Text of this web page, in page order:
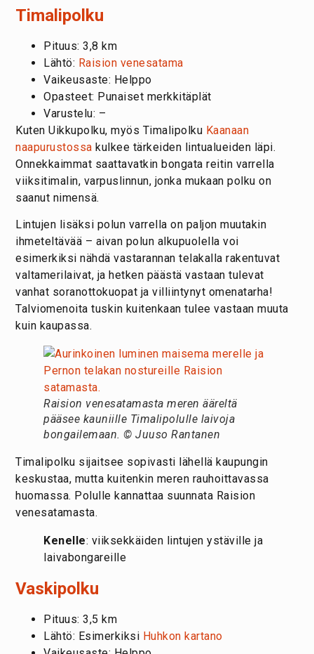
Timalipolku
Pituus: 3,8 km
Lähtö: Raision venesatama
Vaikeusaste: Helppo
Opasteet: Punaiset merkkitäplät
Varustelu: –
Kuten Uikkupolku, myös Timalipolku Kaanaan
naapurustossa kulkee tärkeiden lintualueiden läpi.
Onnekkaimmat saattavatkin bongata reitin varrella
viiksitimalin, varpuslinnun, jonka mukaan polku on
saanut nimensä.
Lintujen lisäksi polun varrella on paljon muutakin
ihmeteltävää – aivan polun alkupuolella voi
esimerkiksi nähdä vastarannan telakalla rakentuvat
valtamerilaivat, ja hetken päästä vastaan tulevat
vanhat soranottokuopat ja villiintynyt omenatarha!
Talviomenoita tuskin kuitenkaan tulee vastaan muuta
kuin kaupassa.
Raision venesatamasta meren ääreltä
pääsee kauniille Timalipolulle laivoja
bongailemaan. © Juuso Rantanen
Timalipolku sijaitsee sopivasti lähellä kaupungin
keskustaa, mutta kuitenkin meren rauhoittavassa
huomassa. Polulle kannattaa suunnata Raision
venesatamasta.
Kenelle: viiksekkäiden lintujen ystäville ja
laivabongareille
Vaskipolku
Pituus: 3,5 km
Lähtö: Esimerkiksi Huhkon kartano